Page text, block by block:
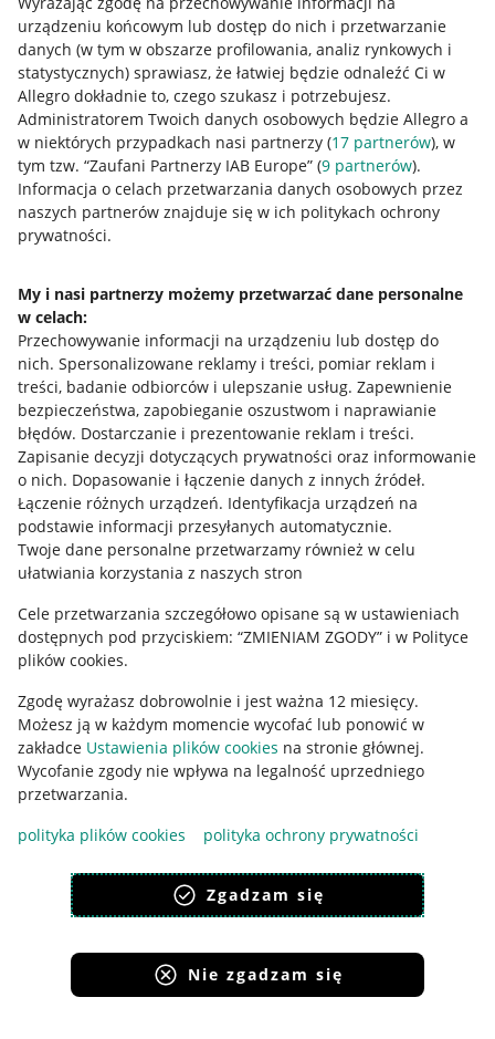
urządzeniu końcowym lub dostęp do nich i przetwarzanie
danych (w tym w obszarze profilowania, analiz rynkowych i
statystycznych) sprawiasz, że łatwiej będzie odnaleźć Ci w
Allegro dokładnie to, czego szukasz i potrzebujesz.
Administratorem Twoich danych osobowych będzie Allegro a
w niektórych przypadkach nasi partnerzy (17 partnerów), w
tym tzw. “Zaufani Partnerzy IAB Europe” (9 partnerów).
Informacja o celach przetwarzania danych osobowych przez
naszych partnerów znajduje się w ich politykach ochrony
prywatności.
My i nasi partnerzy możemy przetwarzać dane personalne
w celach:
Przechowywanie informacji na urządzeniu lub dostęp do
nich. Spersonalizowane reklamy i treści, pomiar reklam i
treści, badanie odbiorców i ulepszanie usług. Zapewnienie
bezpieczeństwa, zapobieganie oszustwom i naprawianie
błędów. Dostarczanie i prezentowanie reklam i treści.
Zapisanie decyzji dotyczących prywatności oraz informowanie
o nich. Dopasowanie i łączenie danych z innych źródeł.
Łączenie różnych urządzeń. Identyfikacja urządzeń na
podstawie informacji przesyłanych automatycznie.
Twoje dane personalne przetwarzamy również w celu
ułatwiania korzystania z naszych stron
Cele przetwarzania szczegółowo opisane są w ustawieniach
dostępnych pod przyciskiem: “ZMIENIAM ZGODY” i w Polityce
plików cookies.
Zgodę wyrażasz dobrowolnie i jest ważna 12 miesięcy.
Możesz ją w każdym momencie wycofać lub ponowić w
zakładce Ustawienia plików cookies na stronie głównej.
Wycofanie zgody nie wpływa na legalność uprzedniego
przetwarzania.
polityka plików cookies
polityka ochrony prywatności
Zgadzam się
Nie zgadzam się
Przydatne informacje
Jak to działa
Allegro Gadane dla sprzedających
Allegro Gadane dla kupujących
Mapa miejscowości
Informacje prawne
Regulamin
Polityka plików "cookies"
Ustawienia plików "cookies"
Udostępnianie lokalizacji
Informacje dla Aktu o Usługach Cyfrowych
Pobierz aplikację
Korzystanie z serwisu oznacza akceptacjęregulaminu